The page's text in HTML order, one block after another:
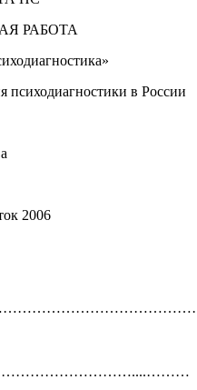
РАБОТА
психодиагностики в России
2006